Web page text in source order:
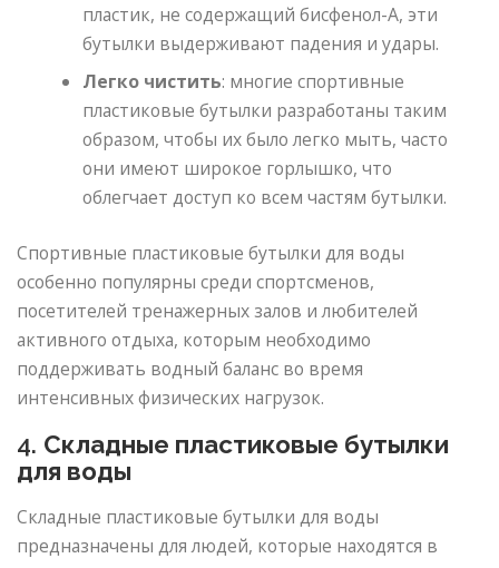
пластик, не содержащий бисфенол-А, эти
бутылки выдерживают падения и удары.
Легко чистить: многие спортивные
пластиковые бутылки разработаны таким
образом, чтобы их было легко мыть, часто
они имеют широкое горлышко, что
облегчает доступ ко всем частям бутылки.
Спортивные пластиковые бутылки для воды
особенно популярны среди спортсменов,
посетителей тренажерных залов и любителей
активного отдыха, которым необходимо
поддерживать водный баланс во время
интенсивных физических нагрузок.
4. Складные пластиковые бутылки
для воды
Складные пластиковые бутылки для воды
предназначены для людей, которые находятся в